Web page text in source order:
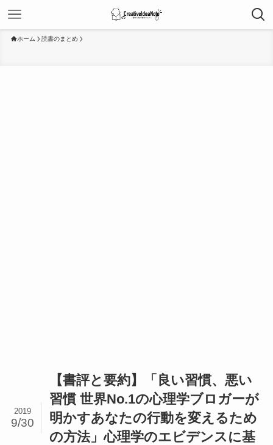
ホーム 読書のまとめ
【書評と要約】「良い習慣、悪い
習慣 世界No.1の心理学ブロガーが
明かすあなたの行動を変えるため
の方法」心理学のエビデンスに基
2019
9/30